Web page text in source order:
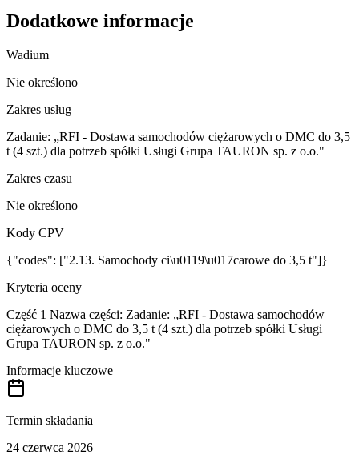
Dodatkowe informacje
Wadium
Nie określono
Zakres usług
Zadanie: „RFI - Dostawa samochodów ciężarowych o DMC do 3,5
t (4 szt.) dla potrzeb spółki Usługi Grupa TAURON sp. z o.o."
Zakres czasu
Nie określono
Kody CPV
{"codes": ["2.13. Samochody ci\u0119\u017carowe do 3,5 t"]}
Kryteria oceny
Część 1 Nazwa części: Zadanie: „RFI - Dostawa samochodów
ciężarowych o DMC do 3,5 t (4 szt.) dla potrzeb spółki Usługi
Grupa TAURON sp. z o.o."
Informacje kluczowe
Termin składania
24 czerwca 2026